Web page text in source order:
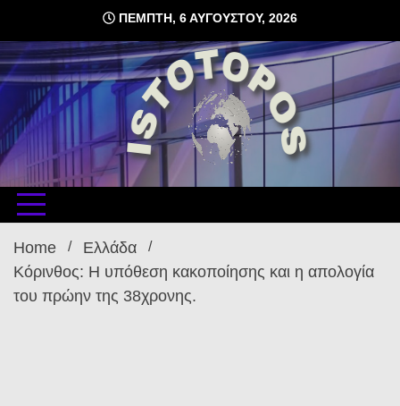
content
ΠΈΜΠΤΗ, 6 ΑΥΓΟΎΣΤΟΥ, 2026
δωρεάν φιλοξενία ιστοσελίδων , ειδήσεις
Home
Ελλάδα
Κόρινθος: Η υπόθεση κακοποίησης και η απολογία
του πρώην της 38χρονης.